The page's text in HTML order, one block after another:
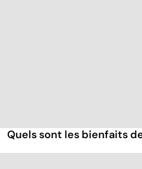
Quels sont les bienfaits